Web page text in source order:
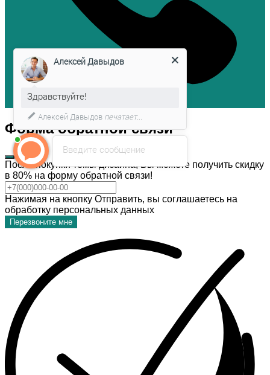
Форма обратной связи
После покупки темы дизайна, Вы можете получить скидку
в 80% на форму обратной связи!
Нажимая на кнопку Отправить, вы соглашаетесь на
обработку персональных данных
Перезвоните мне
Введите сообщение
Алексей Давыдов
Здравствуйте!
Алексей Давыдов печатает...